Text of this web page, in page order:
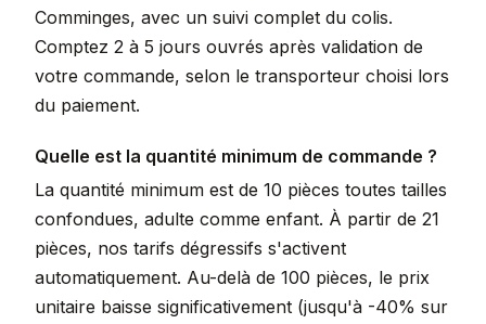
Comminges, avec un suivi complet du colis.
Comptez 2 à 5 jours ouvrés après validation de
votre commande, selon le transporteur choisi lors
du paiement.
Quelle est la quantité minimum de commande ?
La quantité minimum est de 10 pièces toutes tailles
confondues, adulte comme enfant. À partir de 21
pièces, nos tarifs dégressifs s'activent
automatiquement. Au-delà de 100 pièces, le prix
unitaire baisse significativement (jusqu'à -40% sur